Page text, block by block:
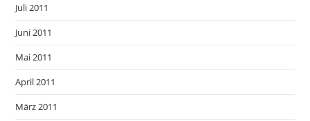
Juli 2011
Juni 2011
Mai 2011
April 2011
März 2011